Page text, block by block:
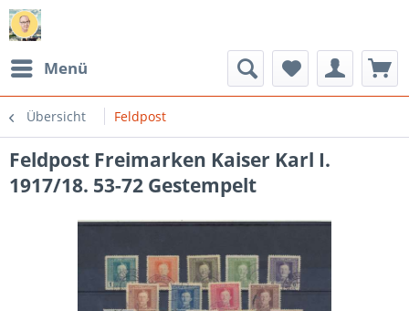
Menü
Übersicht Feldpost
Feldpost Freimarken Kaiser Karl I.
1917/18. 53-72 Gestempelt